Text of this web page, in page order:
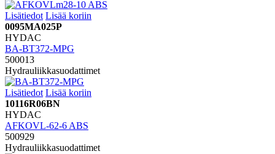
Lisätiedot Lisää koriin
0095MA025P
HYDAC
BA-BT372-MPG
500013
Hydrauliikkasuodattimet
Lisätiedot Lisää koriin
10116R06BN
HYDAC
AFKOVL-62-6 ABS
500929
Hydrauliikkasuodattimet